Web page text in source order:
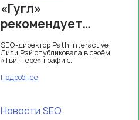
«Гугл»
рекомендует
создавать контент,
охватывающий все
интенты
SEO-директор Path Interactive
Лили Рэй опубликовала в своём
«Твиттере» график...
Подробнее
Новости SEO